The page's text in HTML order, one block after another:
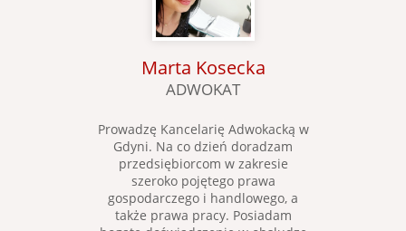
Marta Kosecka
ADWOKAT
Prowadzę Kancelarię Adwokacką w
Gdyni. Na co dzień doradzam
przedsiębiorcom w zakresie
szeroko pojętego prawa
gospodarczego i handlowego, a
także prawa pracy. Posiadam